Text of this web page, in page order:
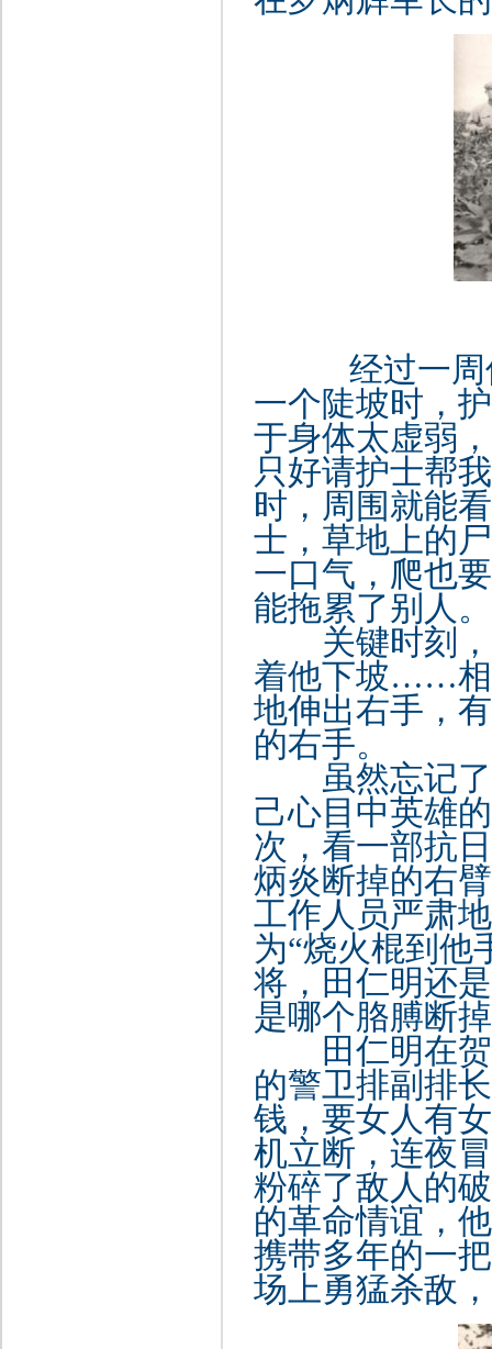
经过一周
一个陡坡时，
于身体太虚弱
只好请护士帮
时，周围就能
士，草地上的
一口气，爬也
能拖累了别人。
关键时刻，
着他下坡……相
地伸出右手，
的右手。
虽然忘记了
己心目中英雄
次，看一部抗
炳炎断掉的右
工作人员严肃
为“烧火棍到他
将，田仁明还
是哪个胳膊断
田仁明在贺
的警卫排副排
钱，要女人有
机立断，连夜
粉碎了敌人的
的革命情谊，
携带多年的一
场上勇猛杀敌